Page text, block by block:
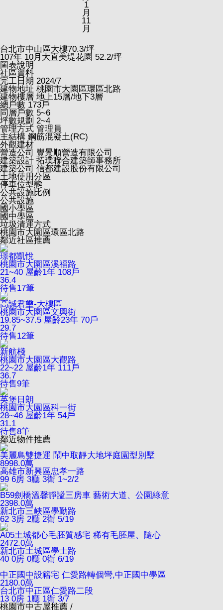
1
月
11
月
台北市中山區大樓70.3/坪
107年 10月大直美堤花園 52.2/坪
圖表說明
社區資料
完工日期 2024/7
建物地址 桃園市大園區環區北路
建物樓層 地上15層/地下3層
總戶數 173戶
同層戶數 5~6
坪數規劃 2~4
管理方式 管理員
主結構 鋼筋混凝土(RC)
外觀建材
營造公司 豐景順營造有限公司
建築設計 拓璞聯合建築師事務所
建築公司 信都建設股份有限公司
土地使用分區
停車位型態
公共設施比例
公共設施
國小學區
國中學區
垃圾清運方式
桃園市大園區環區北路
鄰近社區推薦
璟都凱悅
桃園市大園區溪福路
21~40 屋齡1年 108戶
36.4
待售17筆
高誠君壐-大樓區
桃園市大園區文興街
19.85~37.5 屋齡23年 70戶
29.7
待售12筆
新航棧
桃園市大園區大觀路
22~22 屋齡1年 111戶
36.7
待售9筆
英堡日朗
桃園市大園區科一街
28~46 屋齡1年 54戶
31.1
待售8筆
鄰近物件推薦
美麗島雙捷運 鬧中取靜大地坪庭園型別墅
8998.0萬
高雄市新興區忠孝一路
99 6房 3廳 3衛 1~2/2
B59劍橋溫馨靜謐三房車 藝術大道、公園綠意
2398.0萬
新北市三峽區學勤路
62 3房 2廳 2衛 5/19
A05土城都心毛胚質感宅 稀有毛胚屋、隨心
2472.0萬
新北市土城區學士路
40 0房 0廳 0衛 6/19
中正國中設籍宅 仁愛路轉個彎,中正國中學區
2180.0萬
台北市中正區仁愛路二段
13 0房 1廳 1衛 3/7
桃園市中古屋推薦 /